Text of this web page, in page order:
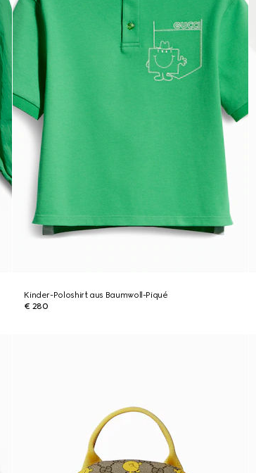
Kinder-Poloshirt aus Baumwoll-Piqué
€ 280